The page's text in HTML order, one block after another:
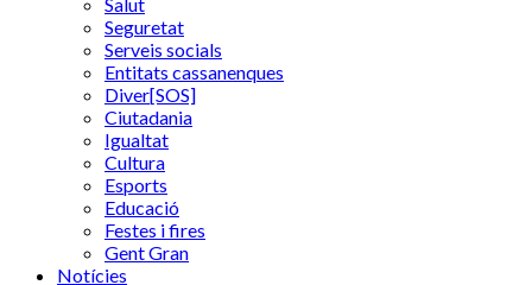
Seguretat
Serveis socials
Entitats cassanenques
Diver[SOS]
Ciutadania
Igualtat
Cultura
Esports
Educació
Festes i fires
Gent Gran
Notícies